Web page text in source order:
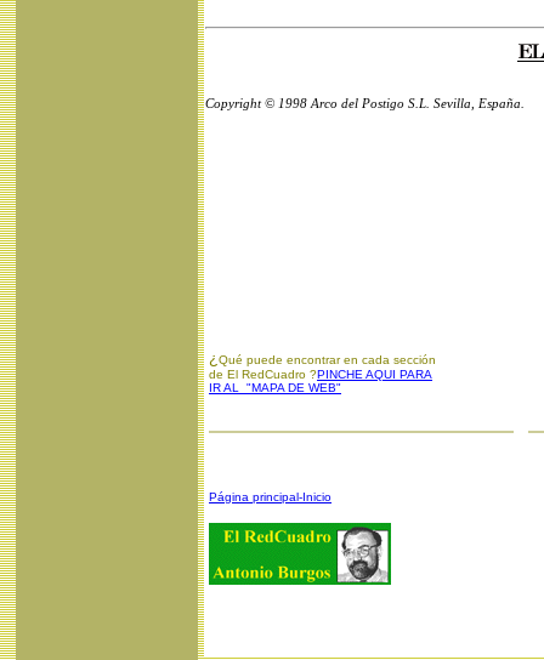
Copyright © 1998 Arco del Postigo S.L. Sevilla, España.
¿ Qué puede encontrar en cada sección
de El RedCuadro ?PINCHE AQUI PARA
IR AL "MAPA DE WEB"
Página principal-Inicio